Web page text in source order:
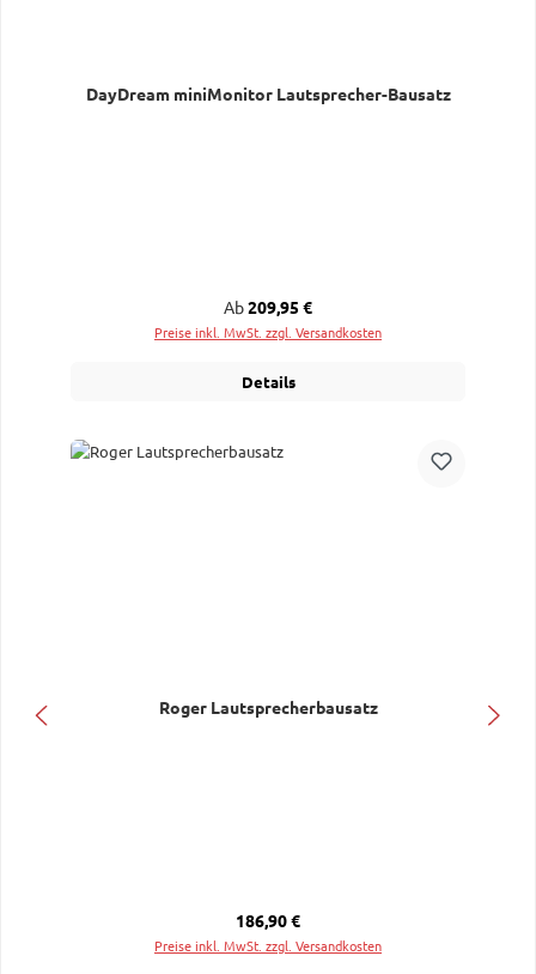
DayDream miniMonitor Lautsprecher-Bausatz
Regulärer Preis:
Ab209,95 €
Preise inkl. MwSt. zzgl. Versandkosten
Details
Roger Lautsprecherbausatz
Regulärer Preis:
186,90 €
Preise inkl. MwSt. zzgl. Versandkosten